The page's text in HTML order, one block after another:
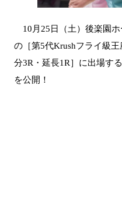
10月25日（土）後楽園ホ
の［第5代Krushフライ級
分3R・延長1R］に出場す
を公開！